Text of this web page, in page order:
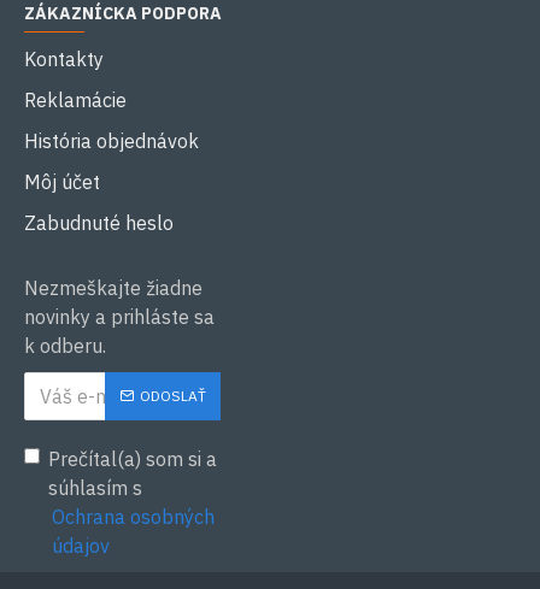
ZÁKAZNÍCKA PODPORA
Kontakty
Reklamácie
História objednávok
Môj účet
Zabudnuté heslo
Nezmeškajte žiadne
novinky a prihláste sa
k odberu.
ODOSLAŤ
Prečítal(a) som si a
súhlasím s
Ochrana osobných
údajov